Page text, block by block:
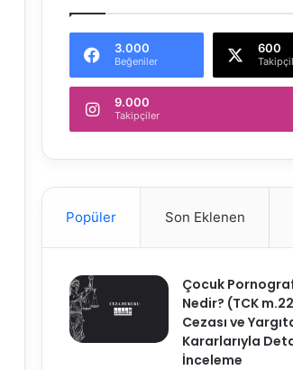
3.000
Beğeniler
600
9.000
Takipçiler
Popüler Son Eklenen
Çocuk
Nedir? (TCK
Cezası ve
Kararlarıyla
İnceleme